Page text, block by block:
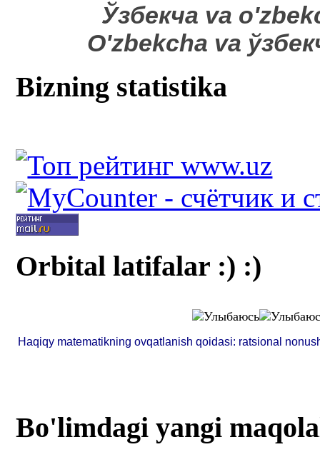
​Ўзбекча va
O'zbekcha va
Bizning statistika
Orbital latifalar :) :)
Haqiqy matematikning ovqatlanish qoidasi: ratsional
Bo'limdagi yangi